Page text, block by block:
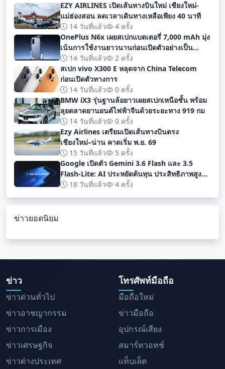
EZY AIRLINES เปิดเส้นทางบินใหม่ เชียงใหม่-
แม่ฮ่องสอน ลดเวลาเดินทางเหลือเพียง 40 นาที
14 วันที่แล้ว
4 ครั้ง
OnePlus N6x เผยสเปกแบตเตอรี่ 7,000 mAh มุ่ง
เน้นการใช้งานยาวนานก่อนเปิดตัวอย่างเป็น
ทางการ
14 วันที่แล้ว
2 ครั้ง
สเปก vivo X300 E หลุดจาก China Telecom
ก่อนเปิดตัวทางการ
14 วันที่แล้ว
0 ครั้ง
BMW iX3 รุ่นฐานล้อยาวเผยสเปกเหนือชั้น พร้อม
ลุยตลาดยานยนต์ไฟฟ้าจีนด้วยระยะทาง 919 กม
14 วันที่แล้ว
0 ครั้ง
Ezy Airlines เตรียมเปิดเส้นทางบินตรง
เชียงใหม่–น่าน คาดเริ่ม พ.ย. 69
15 วันที่แล้ว
5 ครั้ง
Google เปิดตัว Gemini 3.6 Flash และ 3.5
Flash-Lite: AI ประหยัดต้นทุน ประสิทธิภาพสูง
สำหรับนักพัฒนา
18 วันที่แล้ว 4 ครั้ง
ข่าวยอดนิยม
ข่าว
ข่าวด่วนทั่วไป
ข่าวอาชญากรรม
ข่าวการเมือง
ข่าวเศรษฐกิจ
ข่าวต่างประเทศ
โทรศัพท์มือถือ
มือถือใหม่
ข่าวมือถือ
อุปกรณ์เสียง
สมาร์ทวอทช์
แท็บเล็ต